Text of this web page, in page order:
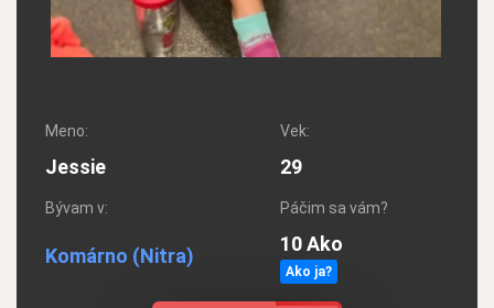
Meno:
Jessie
Vek:
29
Bývam v:
Komárno (Nitra)
Páčim sa vám?
10 Ako
Ako ja?